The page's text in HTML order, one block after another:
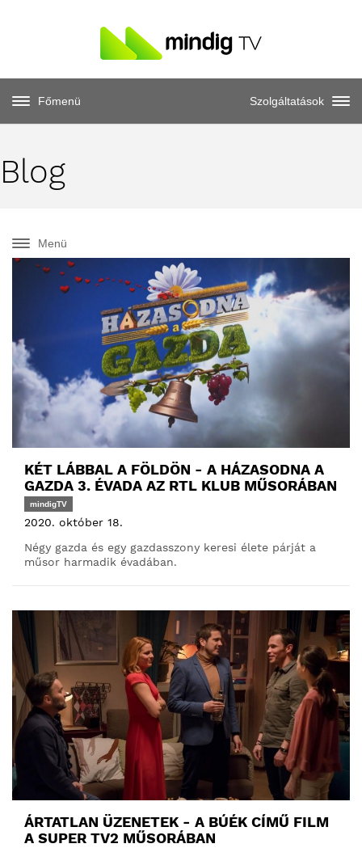
Főmenü Szolgáltatások
Blog
Menü
KÉT LÁBBAL A FÖLDÖN - A HÁZASODNA A
GAZDA 3. ÉVADA AZ RTL KLUB MŰSORÁBAN
mindigTV
2020. október 18.
Négy gazda és egy gazdasszony keresi élete párját a
műsor harmadik évadában.
ÁRTATLAN ÜZENETEK - A BÚÉK CÍMŰ FILM
A SUPER TV2 MŰSORÁBAN